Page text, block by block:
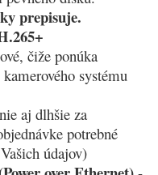
prepisuje.
čiže ponúka
systému
aj dlhšie za
potrebné
údajov)